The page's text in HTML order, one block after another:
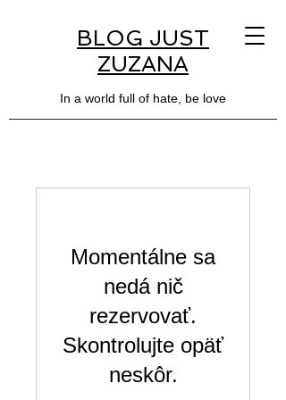
BLOG JUST
ZUZANA
In a world full of hate, be love
Momentálne sa
nedá nič
rezervovať.
Skontrolujte opäť
neskôr.